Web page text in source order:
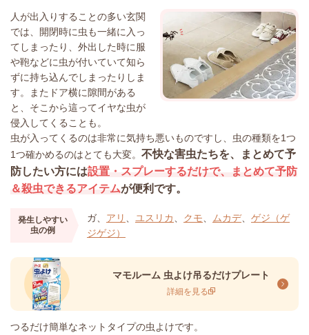
人が出入りすることの多い玄関
では、開閉時に虫も一緒に入っ
てしまったり、外出した時に服
や鞄などに虫が付いていて知ら
ずに持ち込んでしまったりしま
す。またドア横に隙間がある
と、そこから這ってイヤな虫が
侵入してくることも。
虫が入ってくるのは非常に気持ち悪いものですし、虫の種類を1つ
1つ確かめるのはとても大変。 不快な害虫たちを、まとめて予
防したい方には設置・スプレーするだけで、まとめて予防
＆殺虫できるアイテムが便利です。
発生しやすい
虫の例
ガ、 アリ ユスリカ クモ ムカデ、 ゲジ（ゲ
ジゲジ）
マモルーム 虫よけ吊るだけプレート
詳細を見る
つるだけ簡単なネットタイプの虫よけです。